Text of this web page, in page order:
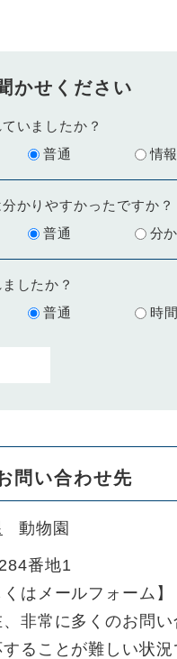
かせください
いましたか？
普通 情
かりやすかったですか？
普通 分
したか？
普通 時
問い合わせ先
動物園
番地1
はメールフォーム】
非常に多くのお問
ることが難しい状